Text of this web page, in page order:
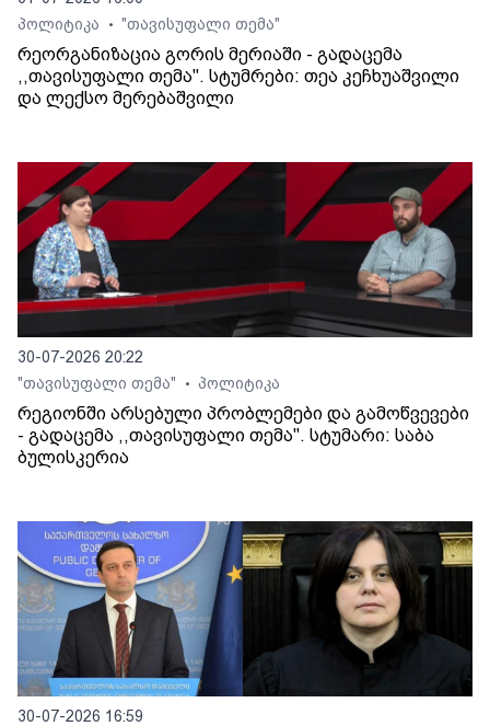
პოლიტიკა
• "თავისუფალი თემა"
რეორგანიზაცია გორის მერიაში - გადაცემა
,,თავისუფალი თემა". სტუმრები: თეა კეჩხუაშვილი
და ლექსო მერებაშვილი
30-07-2026 20:22
"თავისუფალი თემა"
• პოლიტიკა
რეგიონში არსებული პრობლემები და გამოწვევები
- გადაცემა ,,თავისუფალი თემა". სტუმარი: საბა
ბულისკერია
30-07-2026 16:59